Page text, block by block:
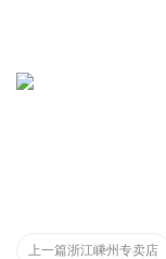
上一篇浙江嵊州专卖店